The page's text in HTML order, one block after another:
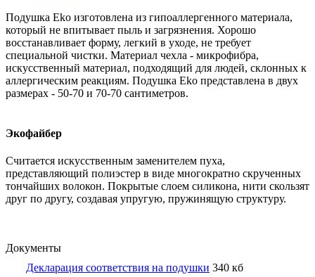
Подушка Eko изготовлена из гипоаллергенного материала,
который не впитывает пыль и загрязнения. Хорошо
восстанавливает форму, легкий в уходе, не требует
специальной чистки. Материал чехла - микрофибра,
искусственный материал, подходящий для людей, склонных к
аллергическим реакциям. Подушка Eko представлена в двух
размерах - 50-70 и 70-70 сантиметров.
Экофайбер
Считается искусственным заменителем пуха,
представляющий полиэстер в виде многократно скрученных
тончайших волокон. Покрытые слоем силикона, нити скользят
друг по другу, создавая упругую, пружинящую структуру.
Документы
Декларация соответствия на подушки 340 кб